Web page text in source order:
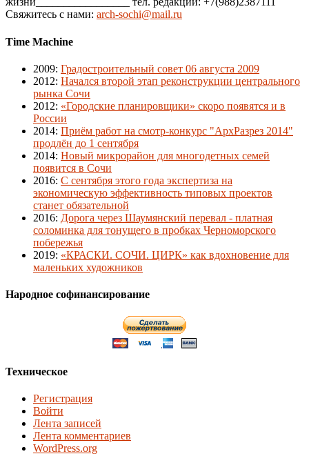
Свяжитесь с нами: arch-sochi@mail.ru
Time Machine
2009: Градостроительный совет 06 августа 2009
2012: Начался второй этап реконструкции центрального
рынка Сочи
2012: «Городские планировщики» скоро появятся и в
России
2014: Приём работ на смотр-конкурс "АрхРазрез 2014"
продлён до 1 сентября
2014: Новый микрорайон для многодетных семей
появится в Сочи
2016: С сентября этого года экспертиза на
экономическую эффективность типовых проектов
станет обязательной
2016: Дорога через Шаумянский перевал - платная
соломинка для тонущего в пробках Черноморского
побережья
2019: «КРАСКИ. СОЧИ. ЦИРК» как вдохновение для
маленьких художников
Народное софинансирование
Техническое
Регистрация
Войти
Лента записей
Лента комментариев
WordPress.org